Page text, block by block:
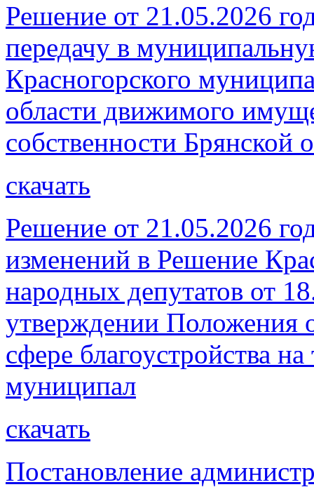
Решение от 21.05.2026
передачу в
Красногорского
области движимого
собственности Брянской
скачать
Решение от 21.05.2026
изменений в Решение
народных депутатов от
утверждении Положения
сфере благоустройства
муниципал
скачать
Постановление